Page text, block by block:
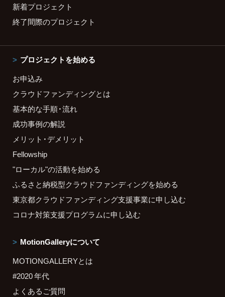
新着プロジェクト
終了間際のプロジェクト
プロジェクトを始める
お申込み
クラウドファンディングとは
基本的な手順・流れ
成功事例の解説
メリット・デメリット
Fellowship
"ローカル"の活動を始める
ふるさと納税型クラウドファンディングを始める
東京都クラウドファンディング支援事業に申し込む
コロナ対策支援プログラムに申し込む
MotionGalleryについて
MOTIONGALLERYとは
#2020 年代
よくあるご質問